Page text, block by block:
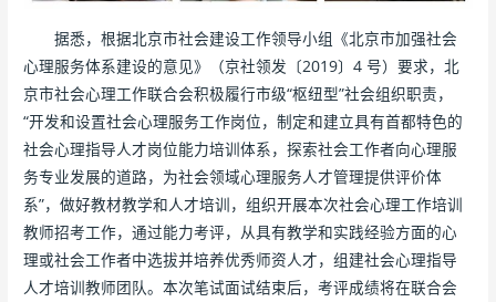
据悉，根据北京市社会建设工作领导小组《北京市加强社会
心理服务体系建设的意见》（京社领发〔2019〕4 号）要求，北
京市社会心理工作联合会积极履行市级“枢纽型”社会组织职责，
“开发和设置社会心理服务工作岗位，制定和建立具有首都特色的
社会心理指导人才岗位能力培训体系，探索社会工作者向心理服
务专业发展的道路，为社会领域心理服务人才管理提供评价体
系”，做好教材教学和人才培训，组织开展本次社会心理工作培训
教师招考工作，通过能力考评，从具有教学和实践经验方面的心
理或社会工作者中选拔并培养优秀师资人才，组建社会心理指导
人才培训教师团队。本次笔试面试结束后，考评成绩将在联合会